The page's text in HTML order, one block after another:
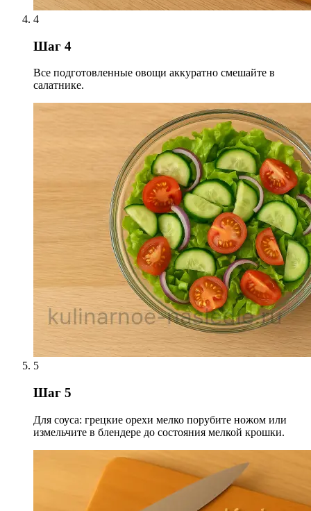
4
Шаг 4
Все подготовленные овощи аккуратно смешайте в
салатнике.
5
Шаг 5
Для соуса: грецкие орехи мелко порубите ножом или
измельчите в блендере до состояния мелкой крошки.